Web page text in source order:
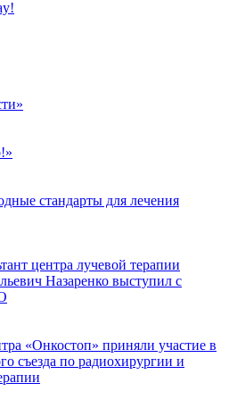
стандарты для лечения
центра лучевой терапии
Назаренко выступил с
«Онкостоп» приняли участие в
съезда по радиохирургии и